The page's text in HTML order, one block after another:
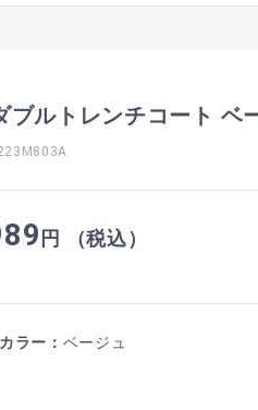
ブルトレンチコート ベ
円 （税込）
ラー： ベージュ